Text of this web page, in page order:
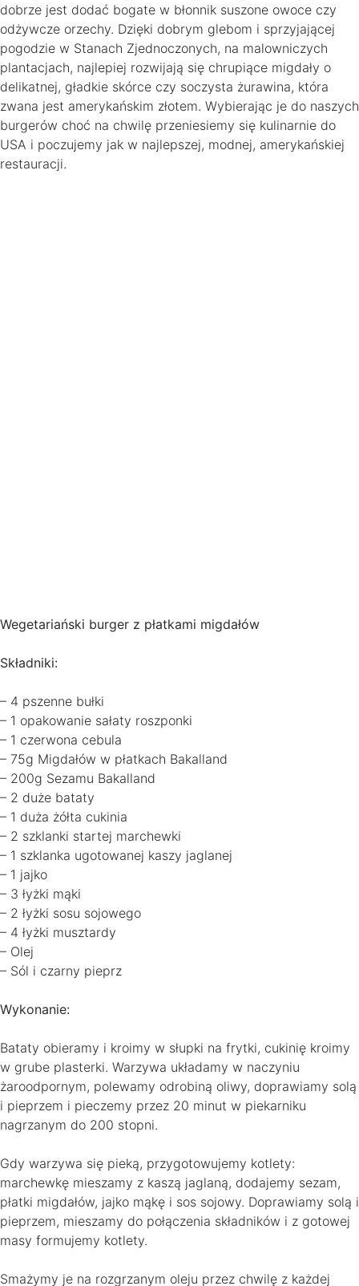
dobrze jest dodać bogate w błonnik suszone owoce czy
odżywcze orzechy. Dzięki dobrym glebom i sprzyjającej
pogodzie w Stanach Zjednoczonych, na malowniczych
plantacjach, najlepiej rozwijają się chrupiące migdały o
delikatnej, gładkie skórce czy soczysta żurawina, która
zwana jest amerykańskim złotem. Wybierając je do naszych
burgerów choć na chwilę przeniesiemy się kulinarnie do
USA i poczujemy jak w najlepszej, modnej, amerykańskiej
restauracji.
Wegetariański burger z płatkami migdałów
Składniki:
– 4 pszenne bułki
– 1 opakowanie sałaty roszponki
– 1 czerwona cebula
– 75g Migdałów w płatkach Bakalland
– 200g Sezamu Bakalland
– 2 duże bataty
– 1 duża żółta cukinia
– 2 szklanki startej marchewki
– 1 szklanka ugotowanej kaszy jaglanej
– 1 jajko
– 3 łyżki mąki
– 2 łyżki sosu sojowego
– 4 łyżki musztardy
– Olej
– Sól i czarny pieprz
Wykonanie:
Bataty obieramy i kroimy w słupki na frytki, cukinię kroimy
w grube plasterki. Warzywa układamy w naczyniu
żaroodpornym, polewamy odrobiną oliwy, doprawiamy solą
i pieprzem i pieczemy przez 20 minut w piekarniku
nagrzanym do 200 stopni.
Gdy warzywa się pieką, przygotowujemy kotlety:
marchewkę mieszamy z kaszą jaglaną, dodajemy sezam,
płatki migdałów, jajko mąkę i sos sojowy. Doprawiamy solą i
pieprzem, mieszamy do połączenia składników i z gotowej
masy formujemy kotlety.
Smażymy je na rozgrzanym oleju przez chwilę z każdej